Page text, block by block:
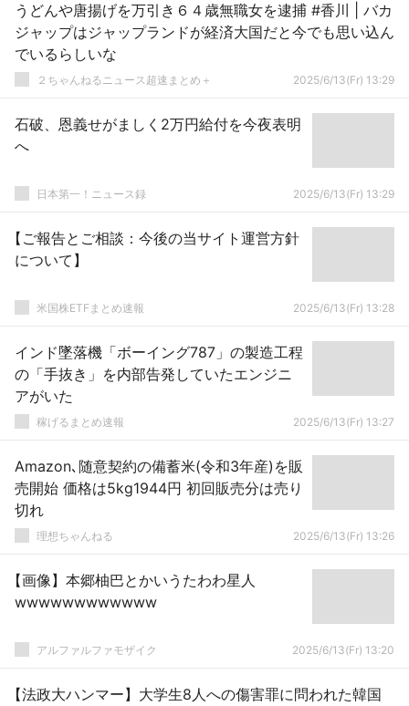
うどんや唐揚げを万引き６４歳無職女を逮捕 #香川 | バカ
ジャップはジャップランドが経済大国だと今でも思い込ん
でいるらしいな
２ちゃんねるニュース超速まとめ＋ 2025/6/13(Fr) 13:29
石破、恩義せがましく2万円給付を今夜表明
へ
日本第一！ニュース録 2025/6/13(Fr) 13:29
【ご報告とご相談：今後の当サイト運営方針
について】
米国株ETFまとめ速報 2025/6/13(Fr) 13:28
インド墜落機「ボーイング787」の製造工程
の「手抜き」を内部告発していたエンジニ
アがいた
稼げるまとめ速報 2025/6/13(Fr) 13:27
Amazon､随意契約の備蓄米(令和3年産)を販
売開始 価格は5kg1944円 初回販売分は売り
切れ
理想ちゃんねる 2025/6/13(Fr) 13:26
【画像】本郷柚巴とかいうたわわ星人
wwwwwwwwwwww
アルファルファモザイク 2025/6/13(Fr) 13:20
【法政大ハンマー】大学生8人への傷害罪に問われた韓国